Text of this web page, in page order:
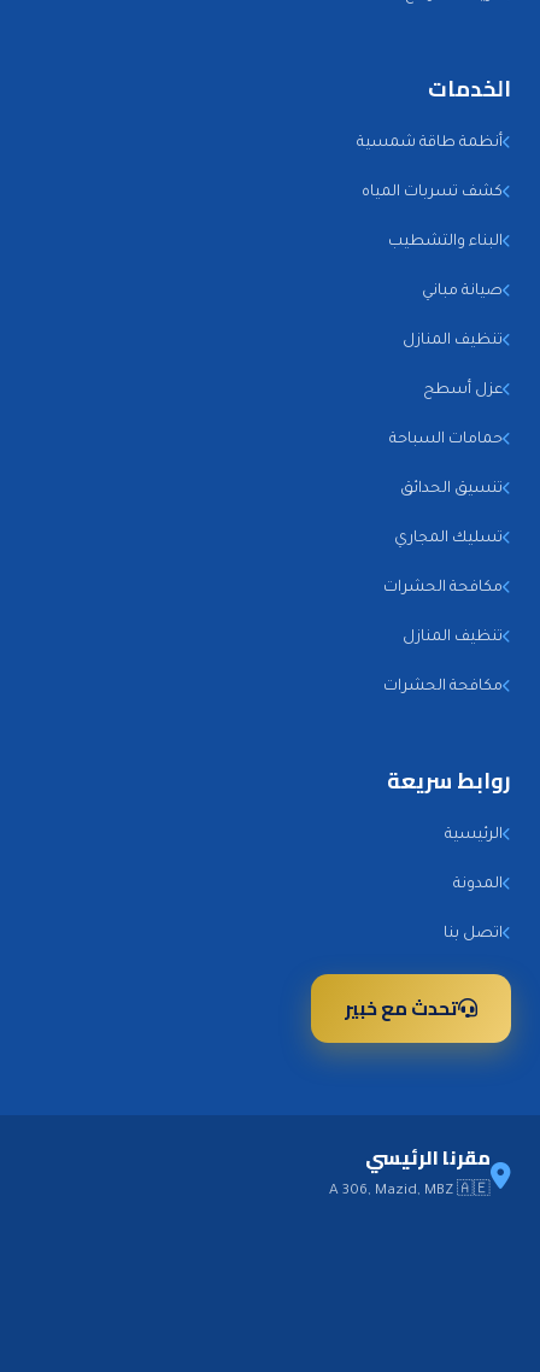
الخدمات
أنظمة طاقة شمسية
كشف تسربات المياه
البناء والتشطيب
صيانة مباني
تنظيف المنازل
عزل أسطح
حمامات السباحة
تنسيق الحدائق
تسليك المجاري
مكافحة الحشرات
تنظيف المنازل
مكافحة الحشرات
روابط سريعة
الرئيسية
المدونة
اتصل بنا
تحدث مع خبير
مقرنا الرئيسي
A 306, Mazid, MBZ 🇦🇪